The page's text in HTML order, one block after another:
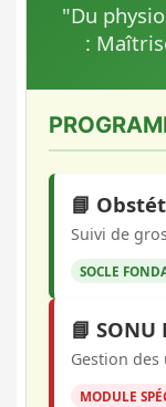
"Du
:
📘
Suivi de
SOCLE
📘
Gestion des
MODULE